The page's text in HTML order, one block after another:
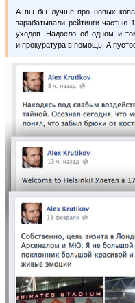
А вы бы лучше про новых
зарабатывали рейтинги частью
уходов. Надоело об одном и
и прокуратура в помощь. А